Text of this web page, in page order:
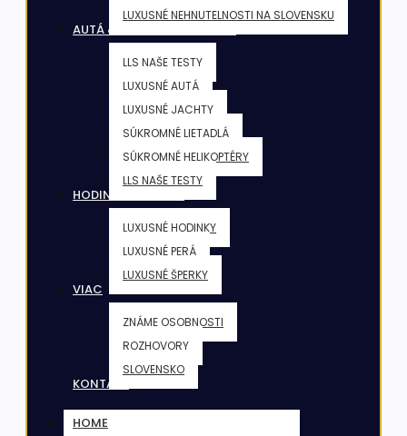
LUXUSNÉ NEHNUTELNOSTI NA SLOVENSKU
AUTÁ & JACHTY & LIETADLÁ
LLS NAŠE TESTY
LUXUSNÉ AUTÁ
LUXUSNÉ JACHTY
SÚKROMNÉ LIETADLÁ
SÚKROMNÉ HELIKOPTÉRY
LLS NAŠE TESTY
HODINKY & ŠPERKY
LUXUSNÉ HODINKY
LUXUSNÉ PERÁ
LUXUSNÉ ŠPERKY
VIAC
ZNÁME OSOBNOSTI
ROZHOVORY
SLOVENSKO
KONTAKT
HOME